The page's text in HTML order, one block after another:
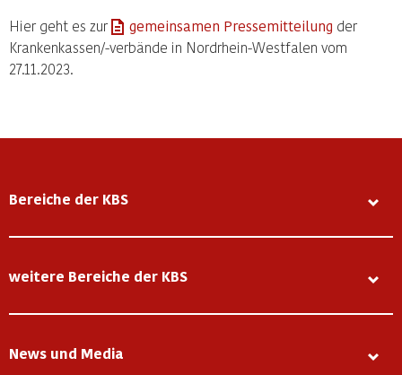
Hier geht es zur gemeinsamen Pressemitteilung der
Krankenkassen/-verbände in Nordrhein-Westfalen vom
27.11.2023.
Bereiche der KBS
weitere Bereiche der KBS
News und Media